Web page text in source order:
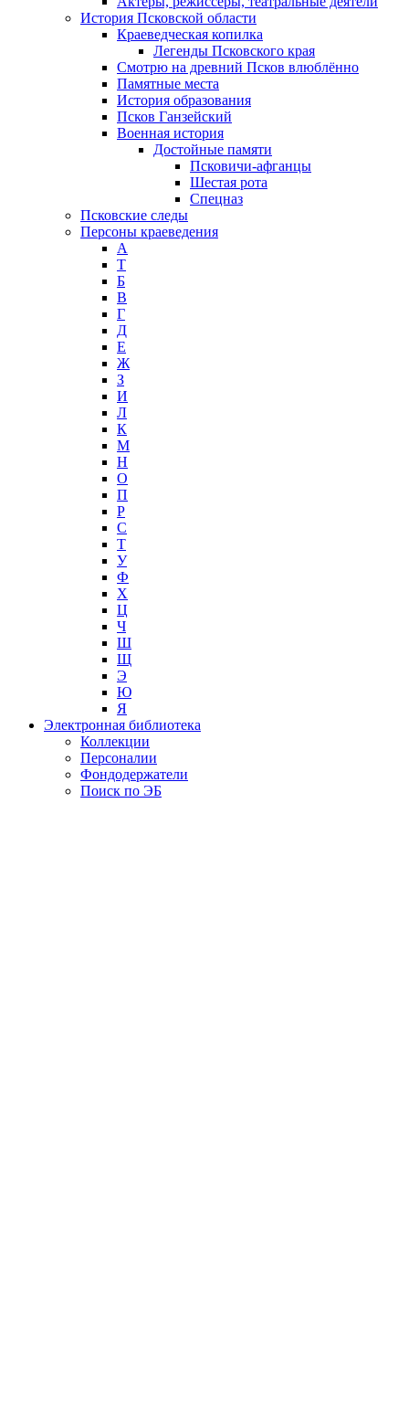
История Псковской области
Краеведческая копилка
Легенды Псковского края
Смотрю на древний Псков влюблённо
Памятные места
История образования
Псков Ганзейский
Военная история
Достойные памяти
Псковичи-афганцы
Шестая рота
Спецназ
Псковские следы
Персоны краеведения
А
T
Б
В
Г
Д
Е
Ж
З
И
Л
К
М
Н
О
П
Р
С
Т
У
Ф
Х
Ц
Ч
Ш
Щ
Э
Ю
Я
Электронная библиотека
Коллекции
Персоналии
Фондодержатели
Поиск по ЭБ